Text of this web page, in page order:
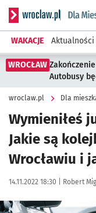
Serwis informacyjny
WAKACJE Aktualności
WROCŁAW
Autobusy
wroclaw.pl Dla
Wymieniłeś
Jakie są
Wrocławiu i
Data publikacji:
14.11.2022 18:30 | Autor:
Robert
Kliknij, aby powiększyć